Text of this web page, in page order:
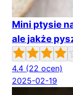
Mini ptysie
ale jakże
4.4 (22 ocen)
2025-02-19